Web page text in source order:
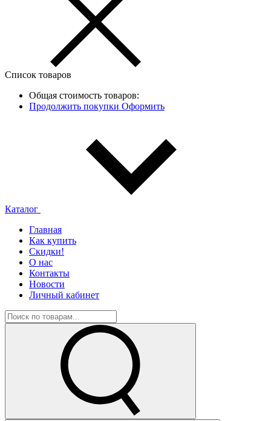
Список товаров
Общая стоимость товаров:
Продолжить покупки Оформить
Каталог
Главная
Как купить
Скидки!
О нас
Контакты
Новости
Личный кабинет